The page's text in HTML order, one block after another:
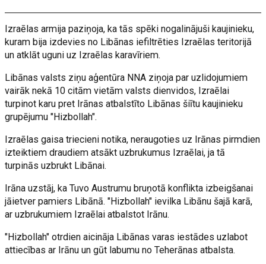
Izraēlas armija paziņoja, ka tās spēki nogalinājuši kaujinieku,
kuram bija izdevies no Libānas iefiltrēties Izraēlas teritorijā
un atklāt uguni uz Izraēlas karavīriem.
Libānas valsts ziņu aģentūra NNA ziņoja par uzlidojumiem
vairāk nekā 10 citām vietām valsts dienvidos, Izraēlai
turpinot karu pret Irānas atbalstīto Libānas šiītu kaujinieku
grupējumu "Hizbollah".
Izraēlas gaisa triecieni notika, neraugoties uz Irānas pirmdien
izteiktiem draudiem atsākt uzbrukumus Izraēlai, ja tā
turpinās uzbrukt Libānai.
Irāna uzstāj, ka Tuvo Austrumu bruņotā konflikta izbeigšanai
jāietver pamiers Libānā. "Hizbollah" ievilka Libānu šajā karā,
ar uzbrukumiem Izraēlai atbalstot Irānu.
"Hizbollah" otrdien aicināja Libānas varas iestādes uzlabot
attiecības ar Irānu un gūt labumu no Teherānas atbalsta.